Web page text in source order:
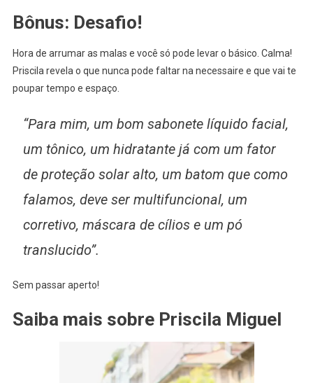
Bônus: Desafio!
Hora de arrumar as malas e você só pode levar o básico. Calma!
Priscila revela o que nunca pode faltar na necessaire e que vai te
poupar tempo e espaço.
“Para mim, um bom sabonete líquido facial,
um tônico, um hidratante já com um fator
de proteção solar alto, um batom que como
falamos, deve ser multifuncional, um
corretivo, máscara de cílios e um pó
translucido”.
Sem passar aperto!
Saiba mais sobre Priscila Miguel